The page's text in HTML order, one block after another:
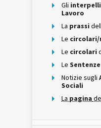
Gli interpelli
Lavoro
La prassi
Le circolari/
Le circolari
Le
Notizie sugli
Sociali
La pagina